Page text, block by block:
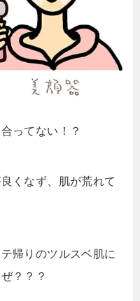
ってない！？
くなず、肌が荒れて
帰りのツルスベ肌に
？？？